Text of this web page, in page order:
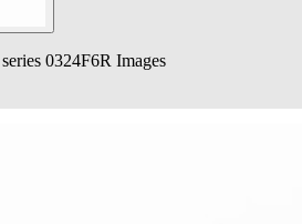
0324F6R Images